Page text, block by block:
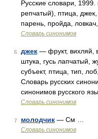
Русские словари, 1999.
репчатый), птица,
парень, пройда,
Словарь синонимов
6 джек — фрукт, вихляй,
штука, гусь лапчатый,
субъект, птица, тип,
Словарь русских
синонимов русского
Словарь синонимов
7 молодчик — См …
Словарь синонимов